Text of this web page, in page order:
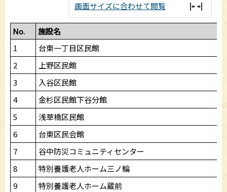
画面サイズに合わせて閲覧
No.
施設名
1
台東一丁目区民館
2
上野区民館
3
入谷区民館
4
金杉区民館下谷分館
5
浅草橋区民館
6
台東区民会館
7
谷中防災コミュニティセンター
8
特別養護老人ホーム三ノ輪
9
特別養護老人ホーム蔵前